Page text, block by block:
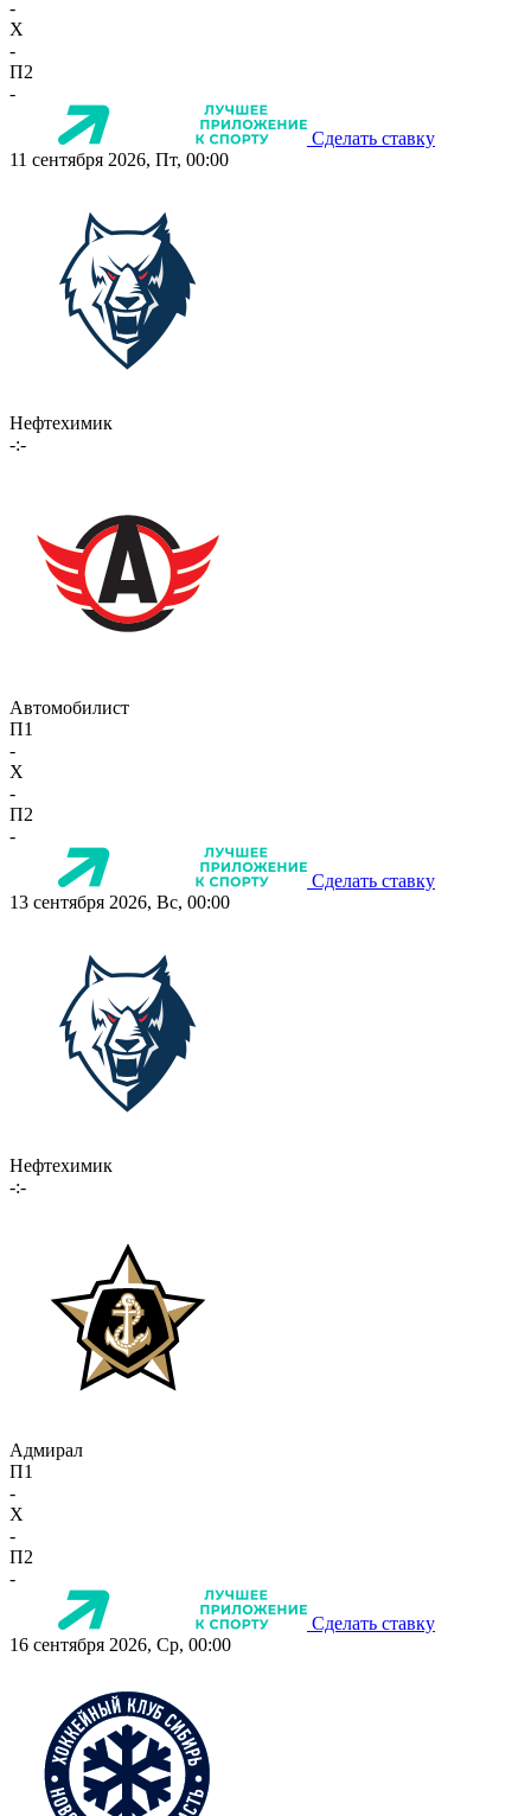
-
X
-
П2
-
Сделать ставку
11 сентября 2026, Пт, 00:00
Нефтехимик
-:-
Автомобилист
П1
-
X
-
П2
-
Сделать ставку
13 сентября 2026, Вс, 00:00
Нефтехимик
-:-
Адмирал
П1
-
X
-
П2
-
Сделать ставку
16 сентября 2026, Ср, 00:00